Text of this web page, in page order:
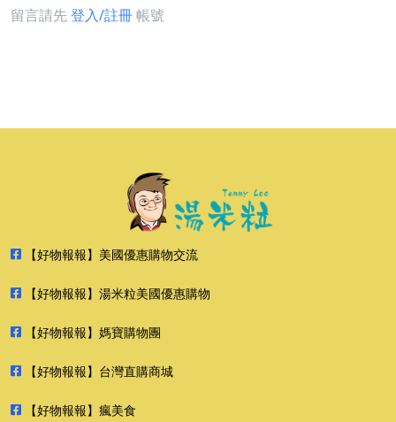
留言請先登入/註冊帳號
【好物報報】美國優惠購物交流
【好物報報】湯米粒美國優惠購物
【好物報報】媽寶購物團
【好物報報】台灣直購商城
【好物報報】瘋美食